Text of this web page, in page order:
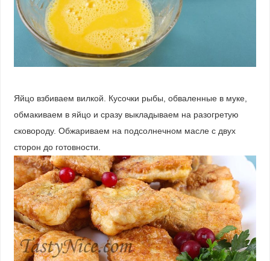
Яйцо взбиваем вилкой. Кусочки рыбы, обваленные в муке,
обмакиваем в яйцо и сразу выкладываем на разогретую
сковороду. Обжариваем на подсолнечном масле с двух
сторон до готовности.